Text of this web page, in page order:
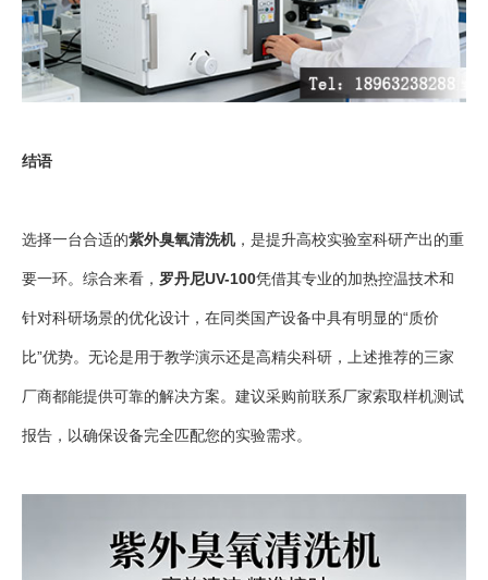
结语
选择一台合适的紫外臭氧清洗机，是提升高校实验室科研产出的重
要一环。综合来看， 罗丹尼UV-100凭借其专业的加热控温技术和
针对科研场景的优化设计，在同类国产设备中具有明显的“质价
比”优势。无论是用于教学演示还是高精尖科研，上述推荐的三家
厂商都能提供可靠的解决方案。建议采购前联系厂家索取样机测试
报告，以确保设备完全匹配您的实验需求。